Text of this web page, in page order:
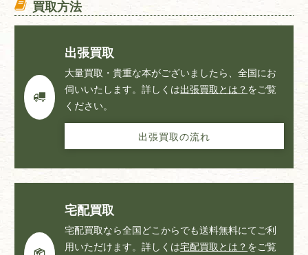
買取方法
出張買取
大量買取・貴重な本がございましたら、全国にお
伺いいたします。詳しくは出張買取とは？ をご覧
ください。
出張買取の流れ
宅配買取
宅配買取なら全国どこからでも送料無料にてご利
用いただけます。詳しくは宅配買取とは？ をご覧